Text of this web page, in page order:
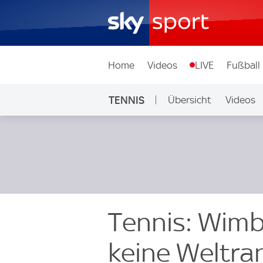
Home Videos LIVE Fußball
TENNIS Übersicht Videos
Tennis:
keine